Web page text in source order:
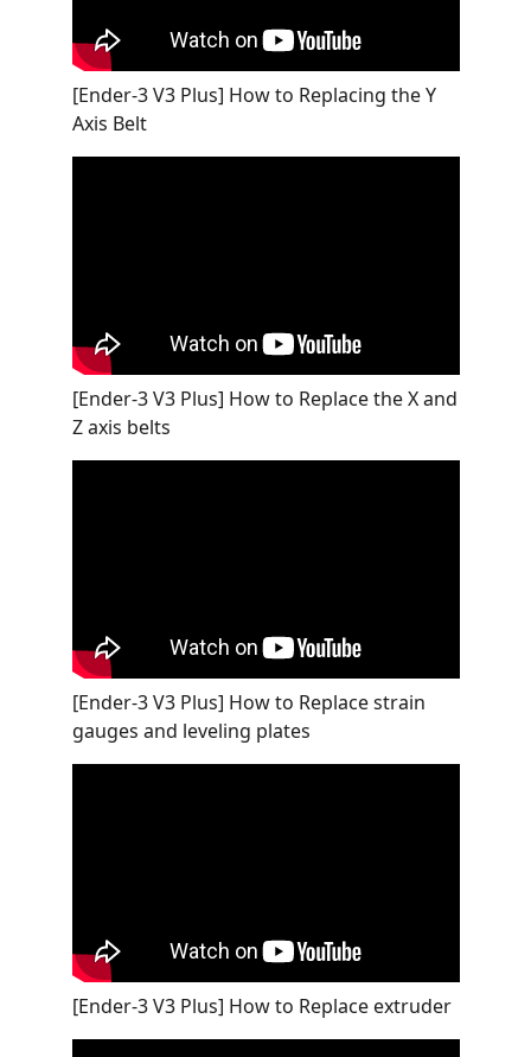
[Ender-3 V3 Plus] How to Replacing the Y
Axis Belt
[Ender-3 V3 Plus] How to Replace the X and
Z axis belts
[Ender-3 V3 Plus] How to Replace strain
gauges and leveling plates
[Ender-3 V3 Plus] How to Replace extruder